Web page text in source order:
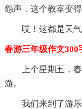
怨声，这个教室变得
哎！这都是天气
春游三年级作文300
上个星期五，
游。
我们来到了游